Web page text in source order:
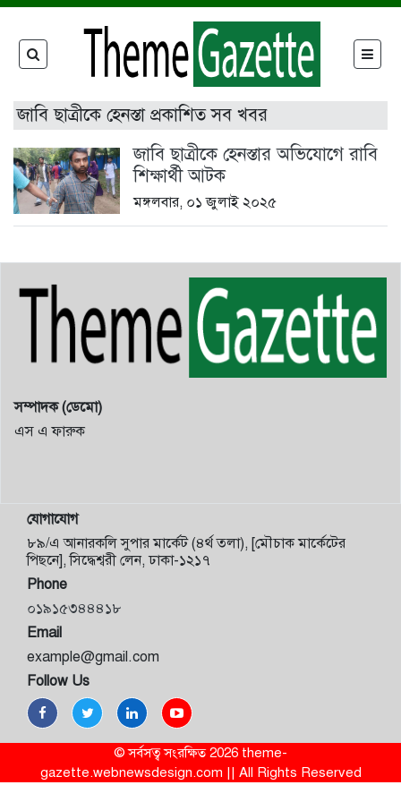
জাবি ছাত্রীকে হেনস্তা প্রকাশিত সব খবর
জাবি ছাত্রীকে হেনস্তার অভিযোগে রাবি
শিক্ষার্থী আটক
মঙ্গলবার, ০১ জুলাই ২০২৫
সম্পাদক (ডেমো)
এস এ ফারুক
যোগাযোগ
৮৯/এ আনারকলি সুপার মার্কেট (৪র্থ তলা), [মৌচাক মার্কেটের
পিছনে], সিদ্ধেশ্বরী লেন, ঢাকা-১২১৭
Phone
০১৯১৫৩৪৪৪১৮
Email
example@gmail.com
Follow Us
© সর্বসত্ব সংরক্ষিত 2026 theme-
gazette.webnewsdesign.com || All Rights Reserved